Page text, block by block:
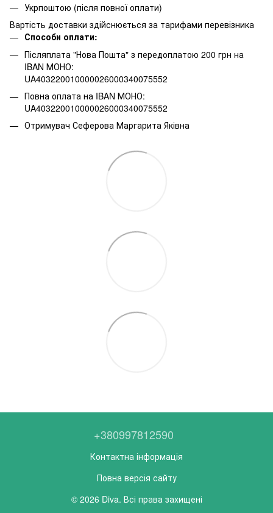
Укрпоштою (після повної оплати)
Вартість доставки здійснюється за тарифами перевізника
Способи оплати:
Післяплата "Нова Пошта" з передоплатою 200 грн на
IBAN МОНО:
UA403220010000026000340075552
Повна оплата на IBAN МОНО:
UA403220010000026000340075552
Отримувач Сеферова Маргарита Яківна
+380997812590
Контактна інформація
Повна версія сайту
© 2026 Diva. Всі права захищені